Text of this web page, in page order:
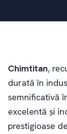
Chimtitan,
durată în
semnificativă
excelentă și
prestigioase